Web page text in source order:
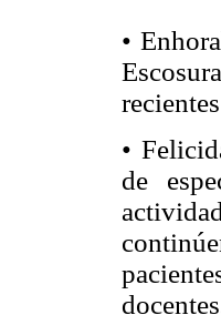
•
•
de